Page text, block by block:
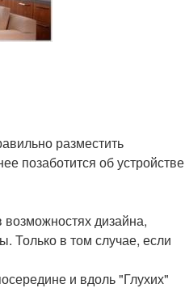
разместить
позаботится об устройстве
дизайна,
Только в том случае, если
и вдоль "Глухих"